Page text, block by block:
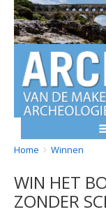
BREADCRUMBS
YOU
HERE:
Home Winnen
WIN HET
ZONDER